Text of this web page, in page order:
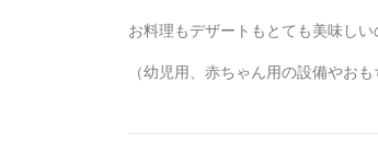
お料理もデザートもとても美味しい
（幼児用、赤ちゃん用の設備やお